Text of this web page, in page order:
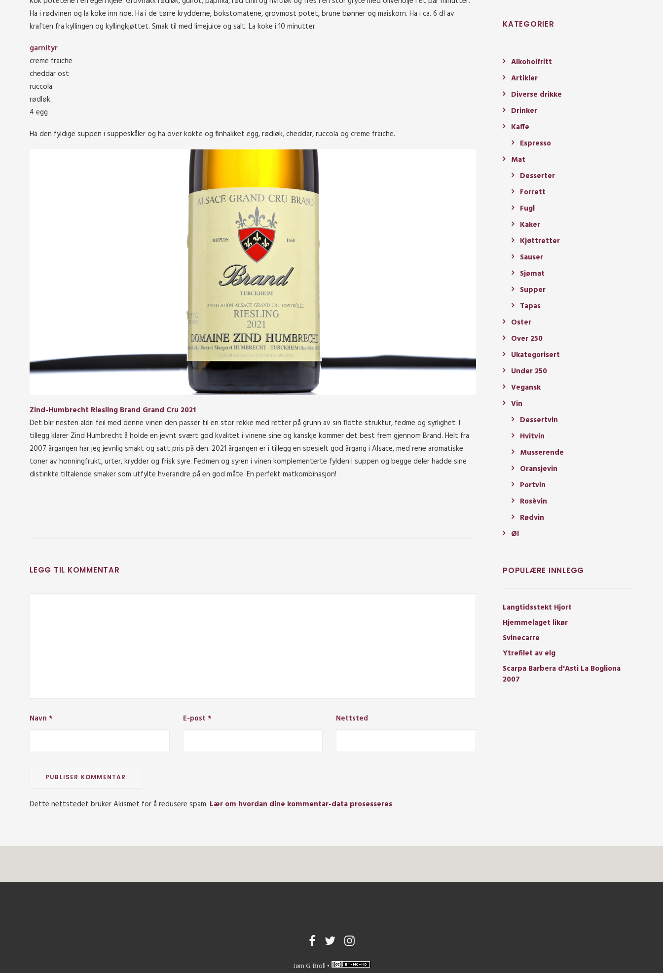
Ha i rødvinen og la koke inn noe. Ha i de tørre krydderne, bokstomatene, grovmost potet, brune bønner og maiskorn. Ha i ca. 6 dl av
kraften fra kyllingen og kyllingkjøttet. Smak til med limejuice og salt. La koke i 10 minutter.
garnityr
creme fraiche
cheddar ost
ruccola
rødløk
4 egg
Ha den fyldige suppen i suppeskåler og ha over kokte og finhakket egg, rødløk, cheddar, ruccola og creme fraiche.
Zind-Humbrecht Riesling Brand Grand Cru 2021
Det blir nesten aldri feil med denne vinen den passer til en stor rekke med retter på grunn av sin flotte struktur, fedme og syrlighet. I
tillegg klarer Zind Humbrecht å holde en jevnt svært god kvalitet i vinene sine og kanskje kommer det best frem gjennom Brand. Helt fra
2007 årgangen har jeg jevnlig smakt og satt pris på den. 2021 årgangen er i tillegg en spesielt god årgang i Alsace, med rene aromatiske
toner av honningfrukt, urter, krydder og frisk syre. Fedmen og syren i vinen komplementerte fylden i suppen og begge deler hadde sine
distinkte tiltalende smaker som utfylte hverandre på en god måte. En perfekt matkombinasjon!
LEGG TIL KOMMENTAR
Navn * E-post * Nettsted
Dette nettstedet bruker Akismet for å redusere spam. Lær om hvordan dine kommentar-data prosesseres.
KATEGORIER
Alkoholfritt
Artikler
Diverse drikke
Drinker
Kaffe
Espresso
Mat
Desserter
Forrett
Fugl
Kaker
Kjøttretter
Sauser
Sjømat
Supper
Tapas
Oster
Over 250
Ukategorisert
Under 250
Vegansk
Vin
Dessertvin
Hvitvin
Musserende
Oransjevin
Portvin
Rosèvin
Rødvin
Øl
POPULÆRE INNLEGG
Langtidsstekt Hjort
Hjemmelaget likør
Svinecarre
Ytrefilet av elg
Scarpa Barbera d'Asti La Bogliona
2007
Jørn G. Broll •